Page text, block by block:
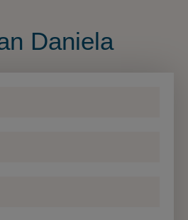
Daniela